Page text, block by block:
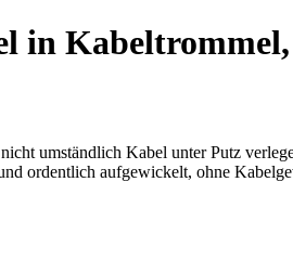
in
umständlich Kabel unter Putz
ordentlich aufgewickelt, ohne